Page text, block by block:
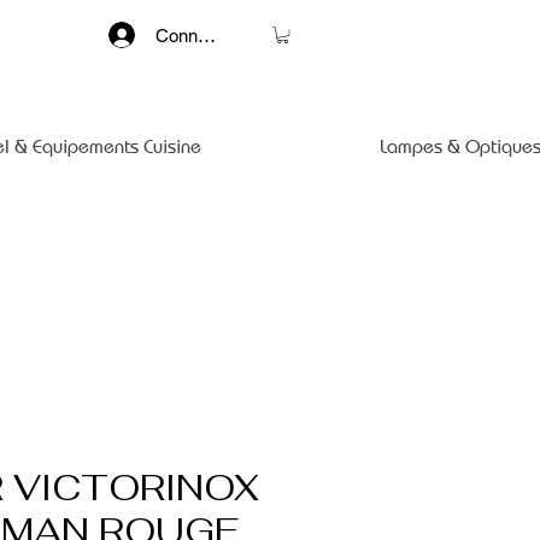
Connexion
& Equipements Cuisine Lampes &
VICTORINOX